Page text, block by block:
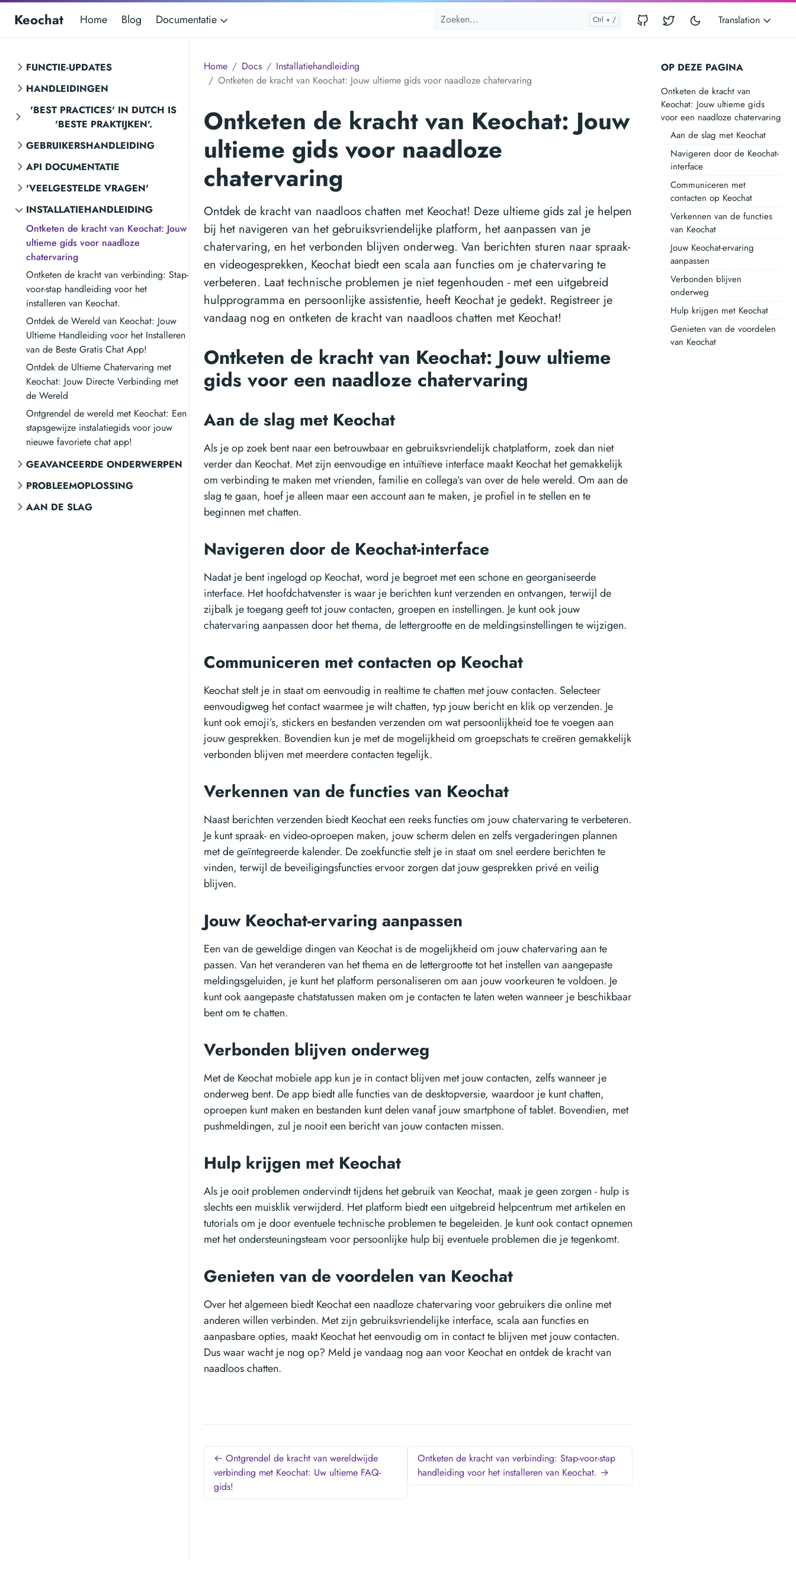
Keochat Home Blog Documentatie Translation
FUNCTIE-UPDATES
HANDLEIDINGEN
'BEST PRACTICES' IN DUTCH IS
'BESTE PRAKTIJKEN'.
GEBRUIKERSHANDLEIDING
API DOCUMENTATIE
'VEELGESTELDE VRAGEN'
INSTALLATIEHANDLEIDING
Ontketen de kracht van Keochat: Jouw
ultieme gids voor naadloze
chatervaring
Ontketen de kracht van verbinding: Stap-
voor-stap handleiding voor het
installeren van Keochat.
Ontdek de Wereld van Keochat: Jouw
Ultieme Handleiding voor het Installeren
van de Beste Gratis Chat App!
Ontdek de Ultieme Chatervaring met
Keochat: Jouw Directe Verbinding met
de Wereld
Ontgrendel de wereld met Keochat: Een
stapsgewijze instalatiegids voor jouw
nieuwe favoriete chat app!
GEAVANCEERDE ONDERWERPEN
PROBLEEMOPLOSSING
AAN DE SLAG
OP DEZE PAGINA
Ontketen de kracht van
Keochat: Jouw ultieme gids
voor een naadloze chatervaring
Aan de slag met Keochat
Navigeren door de Keochat-
interface
Communiceren met
contacten op Keochat
Verkennen van de functies
van Keochat
Jouw Keochat-ervaring
aanpassen
Verbonden blijven
onderweg
Hulp krijgen met Keochat
Genieten van de voordelen
van Keochat
Home Docs
Installatiehandleiding
Ontketen de kracht van Keochat: Jouw ultieme gids voor naadloze chatervaring
Ontketen de kracht van Keochat: Jouw
ultieme gids voor naadloze
chatervaring
Ontdek de kracht van naadloos chatten met Keochat! Deze ultieme gids zal je helpen
bij het navigeren van het gebruiksvriendelijke platform, het aanpassen van je
chatervaring, en het verbonden blijven onderweg. Van berichten sturen naar spraak-
en videogesprekken, Keochat biedt een scala aan functies om je chatervaring te
verbeteren. Laat technische problemen je niet tegenhouden - met een uitgebreid
hulpprogramma en persoonlijke assistentie, heeft Keochat je gedekt. Registreer je
vandaag nog en ontketen de kracht van naadloos chatten met Keochat!
Ontketen de kracht van Keochat: Jouw ultieme
gids voor een naadloze chatervaring
Aan de slag met Keochat
Als je op zoek bent naar een betrouwbaar en gebruiksvriendelijk chatplatform, zoek dan niet
verder dan Keochat. Met zijn eenvoudige en intuïtieve interface maakt Keochat het gemakkelijk
om verbinding te maken met vrienden, familie en collega’s van over de hele wereld. Om aan de
slag te gaan, hoef je alleen maar een account aan te maken, je profiel in te stellen en te
beginnen met chatten.
Navigeren door de Keochat-interface
Nadat je bent ingelogd op Keochat, word je begroet met een schone en georganiseerde
interface. Het hoofdchatvenster is waar je berichten kunt verzenden en ontvangen, terwijl de
zijbalk je toegang geeft tot jouw contacten, groepen en instellingen. Je kunt ook jouw
chatervaring aanpassen door het thema, de lettergrootte en de meldingsinstellingen te wijzigen.
Communiceren met contacten op Keochat
Keochat stelt je in staat om eenvoudig in realtime te chatten met jouw contacten. Selecteer
eenvoudigweg het contact waarmee je wilt chatten, typ jouw bericht en klik op verzenden. Je
kunt ook emoji’s, stickers en bestanden verzenden om wat persoonlijkheid toe te voegen aan
jouw gesprekken. Bovendien kun je met de mogelijkheid om groepschats te creëren gemakkelijk
verbonden blijven met meerdere contacten tegelijk.
Verkennen van de functies van Keochat
Naast berichten verzenden biedt Keochat een reeks functies om jouw chatervaring te verbeteren.
Je kunt spraak- en video-oproepen maken, jouw scherm delen en zelfs vergaderingen plannen
met de geïntegreerde kalender. De zoekfunctie stelt je in staat om snel eerdere berichten te
vinden, terwijl de beveiligingsfuncties ervoor zorgen dat jouw gesprekken privé en veilig
blijven.
Jouw Keochat-ervaring aanpassen
Een van de geweldige dingen van Keochat is de mogelijkheid om jouw chatervaring aan te
passen. Van het veranderen van het thema en de lettergrootte tot het instellen van aangepaste
meldingsgeluiden, je kunt het platform personaliseren om aan jouw voorkeuren te voldoen. Je
kunt ook aangepaste chatstatussen maken om je contacten te laten weten wanneer je beschikbaar
bent om te chatten.
Verbonden blijven onderweg
Met de Keochat mobiele app kun je in contact blijven met jouw contacten, zelfs wanneer je
onderweg bent. De app biedt alle functies van de desktopversie, waardoor je kunt chatten,
oproepen kunt maken en bestanden kunt delen vanaf jouw smartphone of tablet. Bovendien, met
pushmeldingen, zul je nooit een bericht van jouw contacten missen.
Hulp krijgen met Keochat
Als je ooit problemen ondervindt tijdens het gebruik van Keochat, maak je geen zorgen - hulp is
slechts een muisklik verwijderd. Het platform biedt een uitgebreid helpcentrum met artikelen en
tutorials om je door eventuele technische problemen te begeleiden. Je kunt ook contact opnemen
met het ondersteuningsteam voor persoonlijke hulp bij eventuele problemen die je tegenkomt.
Genieten van de voordelen van Keochat
Over het algemeen biedt Keochat een naadloze chatervaring voor gebruikers die online met
anderen willen verbinden. Met zijn gebruiksvriendelijke interface, scala aan functies en
aanpasbare opties, maakt Keochat het eenvoudig om in contact te blijven met jouw contacten.
Dus waar wacht je nog op? Meld je vandaag nog aan voor Keochat en ontdek de kracht van
naadloos chatten.
← Ontgrendel de kracht van wereldwijde
verbinding met Keochat: Uw ultieme FAQ-
gids!
Ontketen de kracht van verbinding: Stap-voor-stap
handleiding voor het installeren van Keochat. →